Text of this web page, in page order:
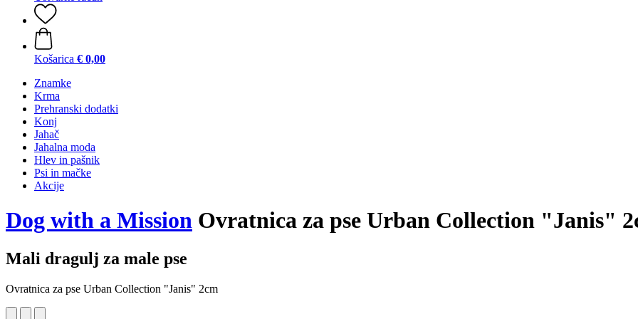
Košarica € 0,00
Znamke
Krma
Prehranski dodatki
Konj
Jahač
Jahalna moda
Hlev in pašnik
Psi in mačke
Akcije
Dog with a Mission Ovratnica za pse Urban Collection "Janis"
Mali dragulj za male pse
Ovratnica za pse Urban Collection "Janis" 2cm